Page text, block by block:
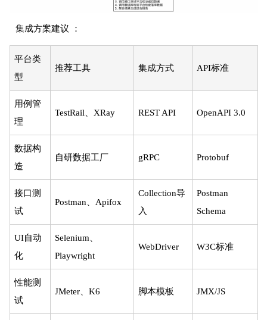
集成方案建议 ：
平台类
型
推荐工具 集成方式 API标准
用例管
理
TestRail、XRay REST API OpenAPI 3.0
数据构
造
自研数据工厂 gRPC Protobuf
接口测
试
Postman、Apifox
Collection导
入
Postman
Schema
UI自动
化
Selenium、
Playwright
WebDriver W3C标准
性能测
试
JMeter、K6 脚本模板 JMX/JS